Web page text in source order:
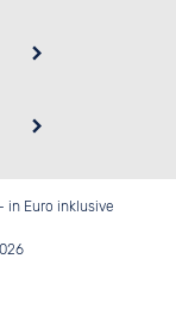
in Euro inklusive